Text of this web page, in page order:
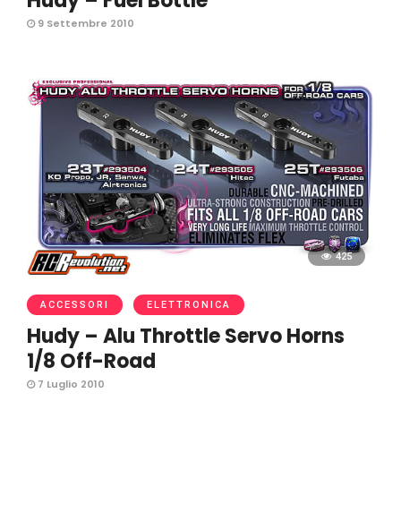
9 Settembre 2010
425
ACCESSORI ELETTRONICA
Hudy – Alu Throttle Servo Horns
1/8 Off-Road
7 Luglio 2010